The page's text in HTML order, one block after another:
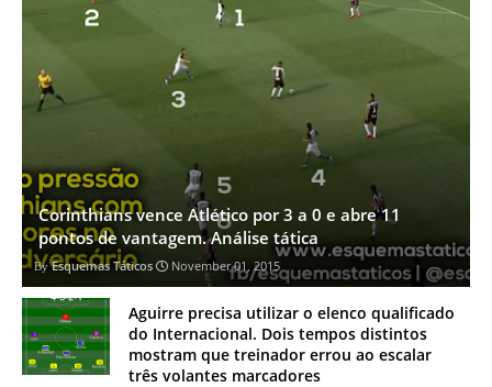
Corinthians vence Atlético por 3 a 0 e abre 11
pontos de vantagem. Análise tática
Esquemas Táticos November 01, 2015
Aguirre precisa utilizar o elenco qualificado
do Internacional. Dois tempos distintos
mostram que treinador errou ao escalar
três volantes marcadores